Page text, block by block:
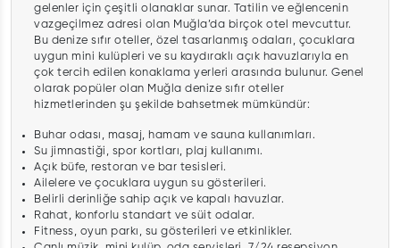
gelenler için çeşitli olanaklar sunar. Tatilin ve eğlencenin
vazgeçilmez adresi olan Muğla’da birçok otel mevcuttur.
Bu denize sıfır oteller, özel tasarlanmış odaları, çocuklara
uygun mini kulüpleri ve su kaydıraklı açık havuzlarıyla en
çok tercih edilen konaklama yerleri arasında bulunur. Genel
olarak popüler olan Muğla denize sıfır oteller
hizmetlerinden şu şekilde bahsetmek mümkündür:
Buhar odası, masaj, hamam ve sauna kullanımları.
Su jimnastiği, spor kortları, plaj kullanımı.
Açık büfe, restoran ve bar tesisleri.
Ailelere ve çocuklara uygun su gösterileri.
Belirli derinliğe sahip açık ve kapalı havuzlar.
Rahat, konforlu standart ve süit odalar.
Fitness, oyun parkı, su gösterileri ve etkinlikler.